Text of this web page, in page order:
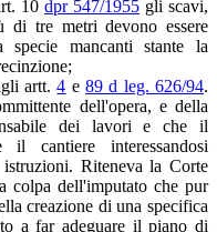
10 dpr 547/1955 gli scavi,
di tre metri devono essere
specie mancanti stante la
artt.4 e89 d leg. 626/94.
dell'opera, e della
dei lavori e che il
il cantiere interessandosi
Riteneva la Corte
colpa dell'imputato che pur
creazione di una specifica
a far adeguare il piano di